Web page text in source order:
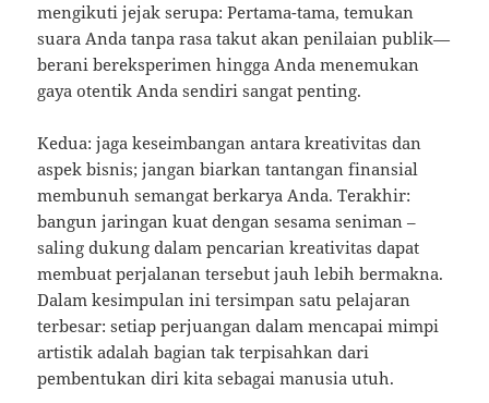
mengikuti jejak serupa: Pertama-tama, temukan
suara Anda tanpa rasa takut akan penilaian publik—
berani bereksperimen hingga Anda menemukan
gaya otentik Anda sendiri sangat penting.
Kedua: jaga keseimbangan antara kreativitas dan
aspek bisnis; jangan biarkan tantangan finansial
membunuh semangat berkarya Anda. Terakhir:
bangun jaringan kuat dengan sesama seniman –
saling dukung dalam pencarian kreativitas dapat
membuat perjalanan tersebut jauh lebih bermakna.
Dalam kesimpulan ini tersimpan satu pelajaran
terbesar: setiap perjuangan dalam mencapai mimpi
artistik adalah bagian tak terpisahkan dari
pembentukan diri kita sebagai manusia utuh.